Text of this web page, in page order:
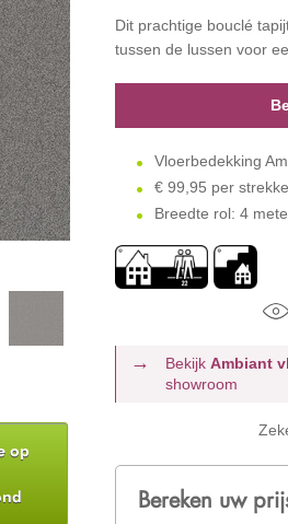
op
Dit prachtige bouclé
tussen de lussen voor
Vloerbedekking
€ 99,95 per
Breedte rol: 4
BekijkAmbiant
showroom
Bereken uw